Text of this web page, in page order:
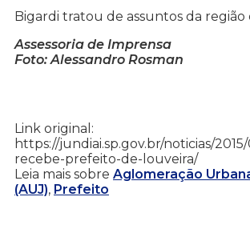
Bigardi tratou de assuntos da região
Assessoria de Imprensa
Foto: Alessandro Rosman
Link original:
https://jundiai.sp.gov.br/noticias/
recebe-prefeito-de-louveira/
Leia mais sobre Aglomeração
(AUJ), Prefeito